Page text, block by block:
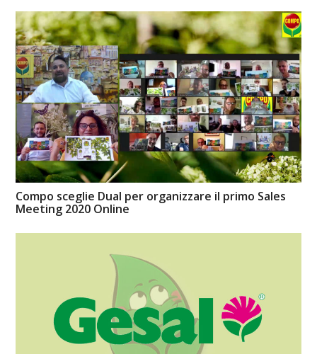
Compo sceglie Dual per organizzare il primo Sales
Meeting 2020 Online